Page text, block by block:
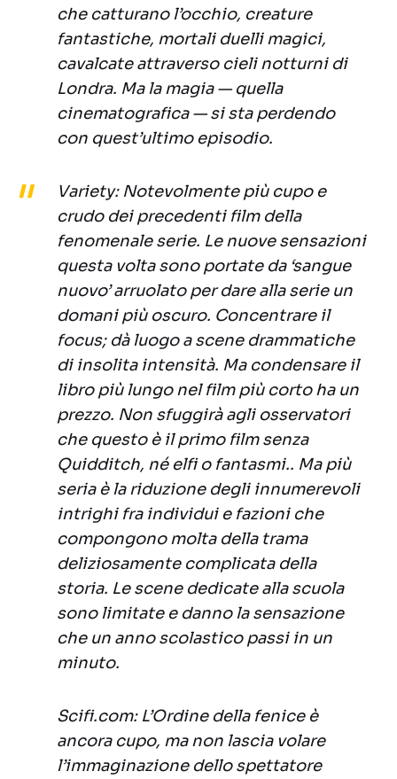
che catturano l’occhio, creature
fantastiche, mortali duelli magici,
cavalcate attraverso cieli notturni di
Londra. Ma la magia — quella
cinematografica — si sta perdendo
con quest’ultimo episodio.
Variety: Notevolmente più cupo e
crudo dei precedenti film della
fenomenale serie. Le nuove sensazioni
questa volta sono portate da ‘sangue
nuovo’ arruolato per dare alla serie un
domani più oscuro. Concentrare il
focus; dà luogo a scene drammatiche
di insolita intensità. Ma condensare il
libro più lungo nel film più corto ha un
prezzo. Non sfuggirà agli osservatori
che questo è il primo film senza
Quidditch, né elfi o fantasmi.. Ma più
seria è la riduzione degli innumerevoli
intrighi fra individui e fazioni che
compongono molta della trama
deliziosamente complicata della
storia. Le scene dedicate alla scuola
sono limitate e danno la sensazione
che un anno scolastico passi in un
minuto.
Scifi.com: L’Ordine della fenice è
ancora cupo, ma non lascia volare
l’immaginazione dello spettatore